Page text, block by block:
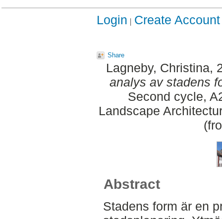
Login Create Account
Share
Lagneby, Christina,
analys av stadens
Second cycle,
Landscape
Abstract
Stadens form är en